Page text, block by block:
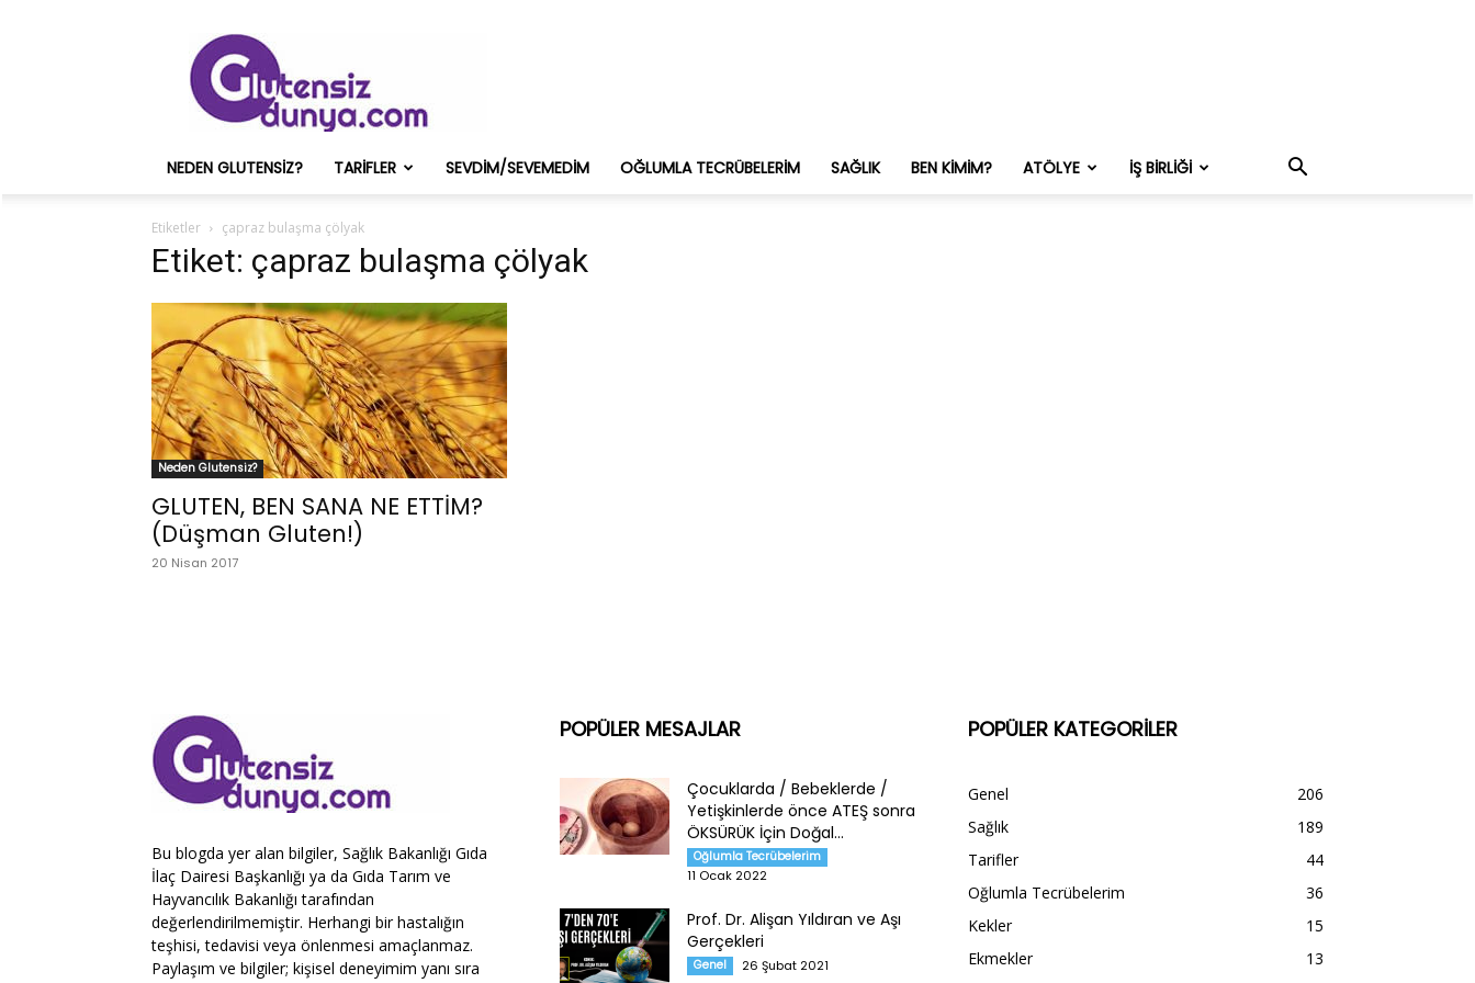
ve
Onun
Sağlık
Deneyimleri
NEDEN GLUTENSIZ? TARIFLER SEVDIM/SEVEMEDIM OĞLUMLA TECRÜBELERIM SAĞLIK BEN KIMIM? ATÖLYE İŞ BIRLIĞI
Etiketler çapraz bulaşma çölyak
Etiket: çapraz bulaşma çölyak
Neden Glutensiz?
GLUTEN, BEN SANA NE ETTİM?
(Düşman Gluten!)
20 Nisan 2017
Bu blogda yer alan bilgiler, Sağlık Bakanlığı Gıda
İlaç Dairesi Başkanlığı ya da Gıda Tarım ve
Hayvancılık Bakanlığı tarafından
değerlendirilmemiştir. Herhangi bir hastalığın
teşhisi, tedavisi veya önlenmesi amaçlanmaz.
Paylaşım ve bilgiler; kişisel deneyimim yanı sıra
POPÜLER MESAJLAR
Çocuklarda / Bebeklerde /
Yetişkinlerde önce ATEŞ sonra
ÖKSÜRÜK İçin Doğal...
Oğlumla Tecrübelerim
11 Ocak 2022
Prof. Dr. Alişan Yıldıran ve Aşı
Gerçekleri
Genel 26 Şubat 2021
POPÜLER KATEGORİLER
Genel
206
Sağlık
189
Tarifler
44
Oğlumla Tecrübelerim
36
Kekler
15
Ekmekler
13